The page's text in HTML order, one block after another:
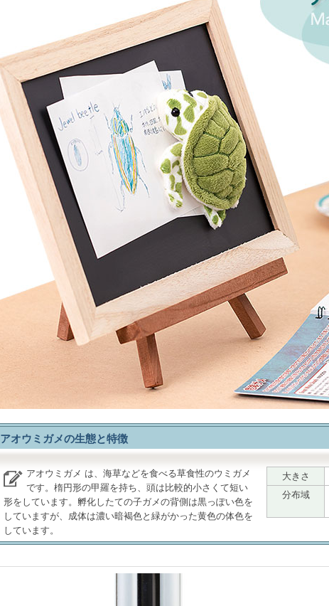
アオウミガメの生態と特徴
アオウミガメ は、海草などを食べる草食性のウミガメ
です。楕円形の甲羅を持ち、頭は比較的小さくて短い
形をしています。孵化したての子ガメの背側は黒っぽい色を
していますが、成体は濃い暗褐色と緑がかった黄色の体色を
しています。
大きさ
分布域